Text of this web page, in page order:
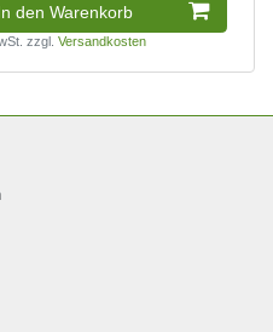
den Warenkorb
zzgl.Versandkosten